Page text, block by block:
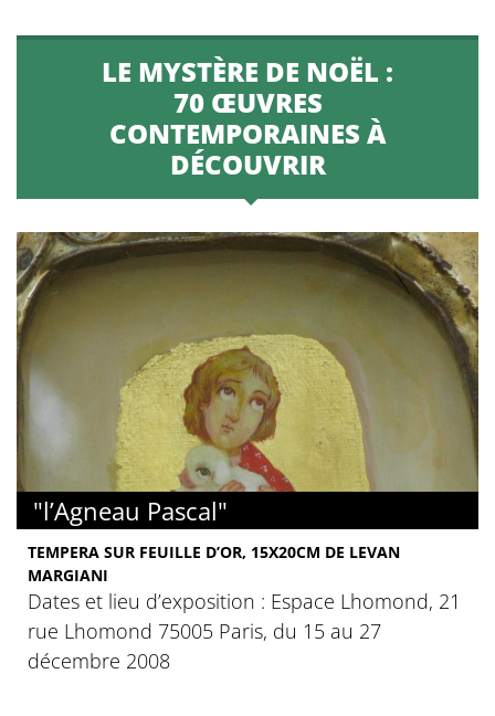
LE MYSTÈRE DE NOËL :
70 ŒUVRES
CONTEMPORAINES À
DÉCOUVRIR
"l’Agneau Pascal"
TEMPERA SUR FEUILLE D’OR, 15X20CM DE LEVAN
MARGIANI
Dates et lieu d’exposition : Espace Lhomond, 21
rue Lhomond 75005 Paris, du 15 au 27
décembre 2008